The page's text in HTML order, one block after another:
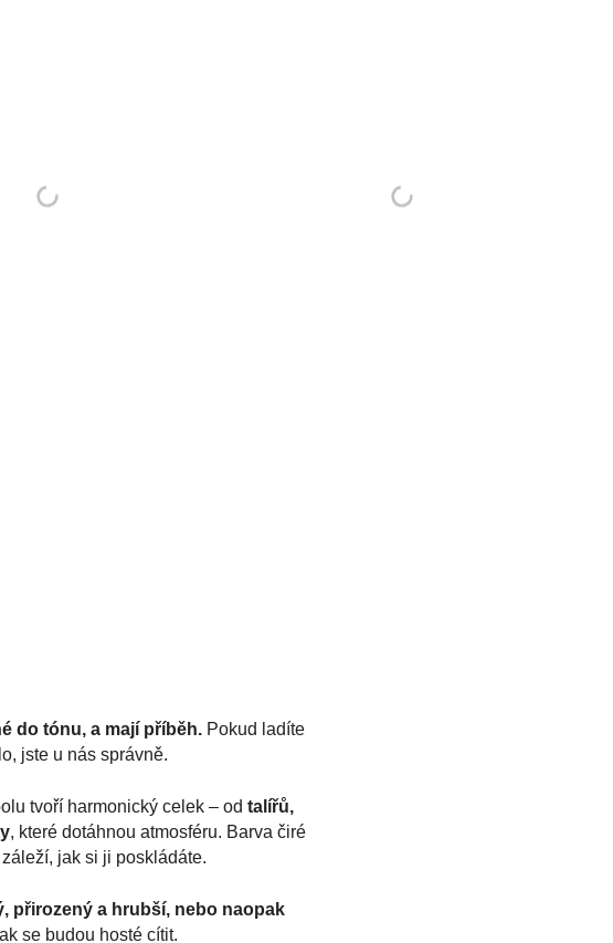
do tónu, a mají příběh. Pokud ladíte
jste u nás správně.
tvoří harmonický celek – od talířů,
, které dotáhnou atmosféru. Barva čiré
jak si ji poskládáte.
přirozený a hrubší, nebo naopak
se budou hosté cítit.